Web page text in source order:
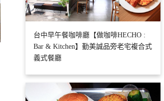
台中早午餐咖啡廳【做咖啡HECHO :
Bar & Kitchen】勤美誠品旁老宅複合式
義式餐廳